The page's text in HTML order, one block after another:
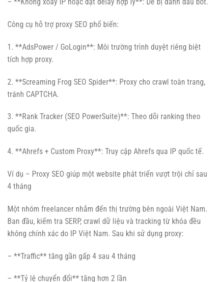
Công cụ hỗ trợ proxy SEO phổ biến:
1. **AdsPower / GoLogin**: Môi trường trình duyệt riêng biệt
tích hợp proxy.
2. **Screaming Frog SEO Spider**: Proxy cho crawl toàn trang,
tránh CAPTCHA.
3. **Rank Tracker (SEO PowerSuite)**: Theo dõi ranking theo
quốc gia.
4. **Ahrefs + Custom Proxy**: Truy cập Ahrefs qua IP quốc tế.
Ví dụ – Proxy SEO giúp một website phát triển vượt trội chỉ sau
4 tháng
Một nhóm freelancer nhắm đến thị trường bên ngoài Việt Nam.
Ban đầu, kiểm tra SERP, crawl dữ liệu và tracking từ khóa đều
không chính xác do IP Việt Nam. Sau khi sử dụng proxy:
– **Traffic** tăng gần gấp 4 sau 4 tháng
– **Tỷ lệ chuyển đổi** tăng hơn 2 lần